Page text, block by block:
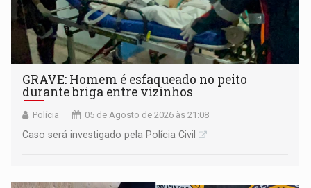
GRAVE: Homem é esfaqueado no peito
durante briga entre vizinhos
Polícia 05 de Agosto de 2026 às 21:08
Caso será investigado pela Polícia Civil